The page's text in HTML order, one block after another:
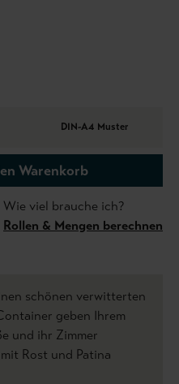
DIN-A4 Muster
Warenkorb
Wie viel brauche ich?
Rollen & Mengen berechnen
schönen verwitterten
geben Ihrem
und ihr Zimmer
Rost und Patina